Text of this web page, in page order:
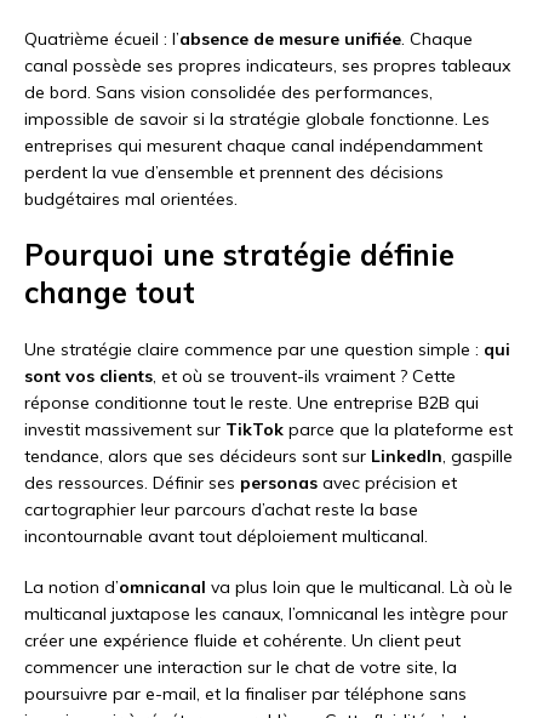
Quatrième écueil : l’absence de mesure unifiée. Chaque
canal possède ses propres indicateurs, ses propres tableaux
de bord. Sans vision consolidée des performances,
impossible de savoir si la stratégie globale fonctionne. Les
entreprises qui mesurent chaque canal indépendamment
perdent la vue d’ensemble et prennent des décisions
budgétaires mal orientées.
Pourquoi une stratégie définie
change tout
Une stratégie claire commence par une question simple : qui
sont vos clients, et où se trouvent-ils vraiment ? Cette
réponse conditionne tout le reste. Une entreprise B2B qui
investit massivement sur TikTok parce que la plateforme est
tendance, alors que ses décideurs sont sur LinkedIn, gaspille
des ressources. Définir ses personas avec précision et
cartographier leur parcours d’achat reste la base
incontournable avant tout déploiement multicanal.
La notion d’omnicanal va plus loin que le multicanal. Là où le
multicanal juxtapose les canaux, l’omnicanal les intègre pour
créer une expérience fluide et cohérente. Un client peut
commencer une interaction sur le chat de votre site, la
poursuivre par e-mail, et la finaliser par téléphone sans